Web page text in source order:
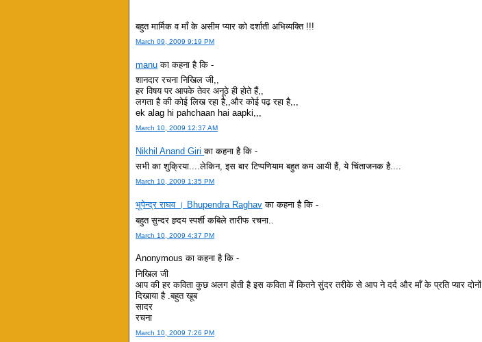
बहुत मार्मिक व माँ के असीम प्यार को दर्शाती अभिव्यक्ति !!!
March 09, 2009 9:19 PM
manu का कहना है कि -
शानदार रचना निखिल जी,,
हर विषय पर आपके तेवर अनूठे ही होते हैं,,
लगता है की कोई लिख रहा है,,और कोई पढ़ रहा है,,,
ek alag hi pahchaan hai aapki,,,
March 10, 2009 12:37 AM
Nikhil Anand Giriका कहना है कि -
सभी का शुक्रिया....लेकिन, इस बार टिप्पणियाम बहुत कम आयी हैं, ये चिंताजनक है....
March 10, 2009 1:35 PM
भूपेन्द्र राघव । Bhupendra Raghav का कहना है कि -
बहुत सुन्दर ह्र्दय स्पर्शी कबिले तारीफ रचना..
March 10, 2009 4:37 PM
Anonymous का कहना है कि -
निखिल जी
आप की हर कविता कुछ अलग होती है इस कविता में कितने सुंदर तरीके से आप ने दर्द और माँ के प्रति प्यार दोनों
दिखाया है .बहुत खूब
सादर
रचना
March 10, 2009 7:26 PM